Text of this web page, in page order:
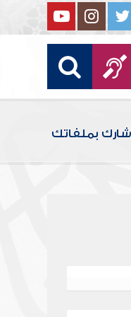
شارك بملفاتك